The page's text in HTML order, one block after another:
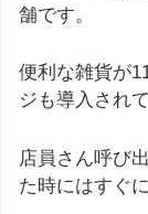
舗です。
便利な雑貨が
ジも導入され
店員さん呼び
た時にはすぐ